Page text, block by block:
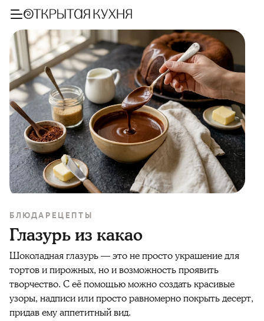
БЛЮДА РЕЦЕПТЫ
Глазурь из какао
Шоколадная глазурь — это не просто украшение для
тортов и пирожных, но и возможность проявить
творчество. С её помощью можно создать красивые
узоры, надписи или просто равномерно покрыть десерт,
придав ему аппетитный вид.